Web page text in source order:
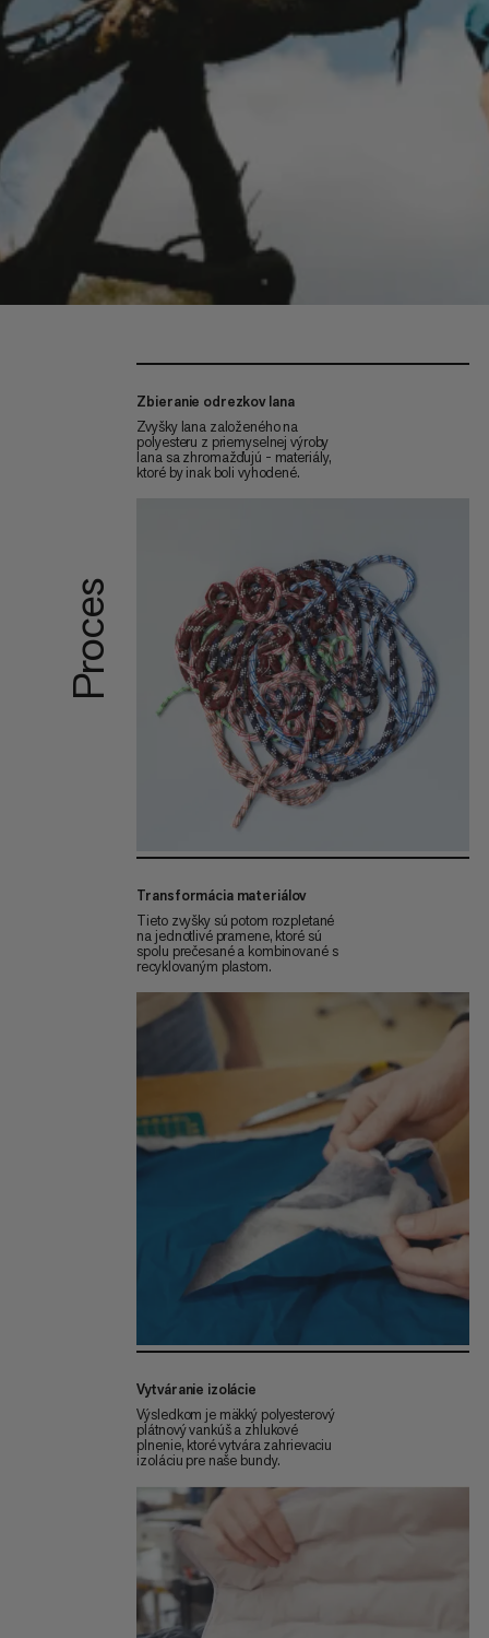
Proces
Zbieranie odrezkov lana
Zvyšky lana založeného na
polyesteru z priemyselnej výroby
lana sa zhromažďujú - materiály,
ktoré by inak boli vyhodené.
Transformácia materiálov
Tieto zvyšky sú potom rozpletané
na jednotlivé pramene, ktoré sú
spolu prečesané a kombinované s
recyklovaným plastom.
Vytváranie izolácie
Výsledkom je mäkký polyesterový
plátnový vankúš a zhlukové
plnenie, ktoré vytvára zahrievaciu
izoláciu pre naše bundy.